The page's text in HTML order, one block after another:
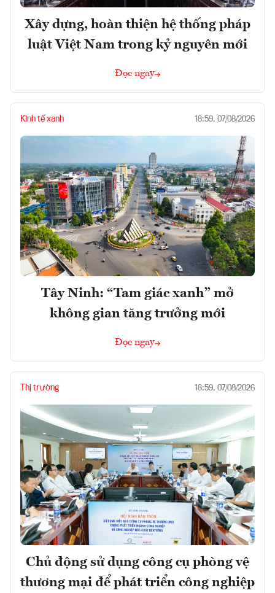
Xây dựng, hoàn thiện hệ thống pháp
luật Việt Nam trong kỷ nguyên mới
Đọc ngay
Kinh tế xanh 18:59, 07/08/2026
Tây Ninh: “Tam giác xanh” mở
không gian tăng trưởng mới
Đọc ngay
Thị trường 18:59, 07/08/2026
Chủ động sử dụng công cụ phòng vệ
thương mại để phát triển công nghiệp